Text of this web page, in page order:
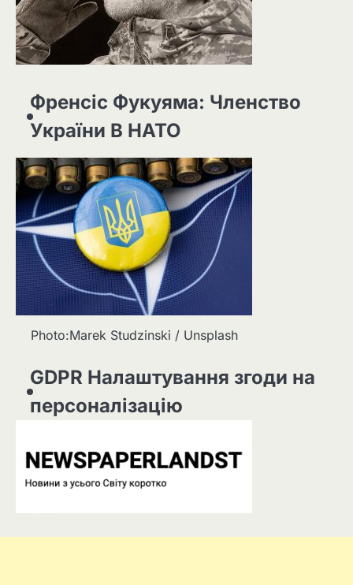
Френсіс Фукуяма: Членство
України В НАТО
Photo:Marek Studzinski / Unsplash
GDPR Налаштування згоди на
персоналізацію